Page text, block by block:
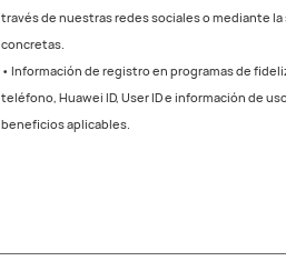
través de nuestras redes sociales o mediante
concretas.
• Información de registro en programas de
teléfono, Huawei ID, User ID e información de
beneficios aplicables.